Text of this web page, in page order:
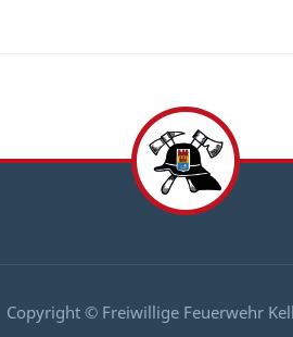
Copyright © Freiwillige Feuerwehr